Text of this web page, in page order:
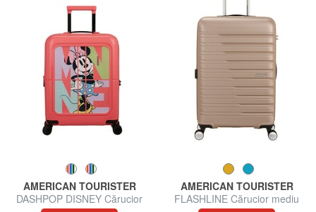
AMERICAN TOURISTER
DASHPOP DISNEY Cărucior
AMERICAN TOURISTER
FLASHLINE Cărucior mediu